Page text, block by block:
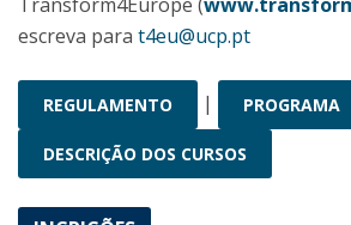
escreva para t4eu@ucp.pt
REGULAMENTO | PROGRAMA
DESCRIÇÃO DOS CURSOS